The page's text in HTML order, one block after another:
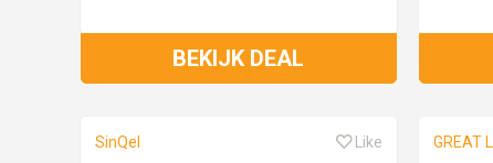
BEKIJK DEAL
SinQel Like GREAT